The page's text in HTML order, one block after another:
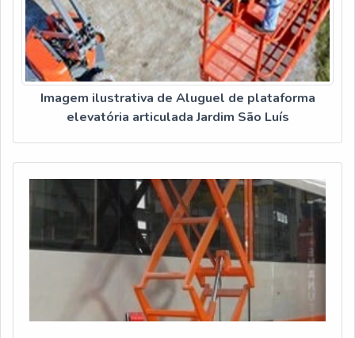
Imagem ilustrativa de Aluguel de plataforma
elevatória articulada Jardim São Luís